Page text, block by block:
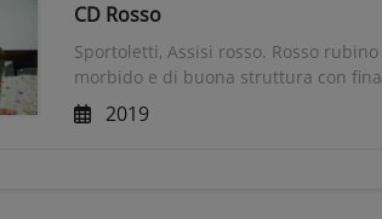
CD Rosso
Sportoletti, Assisi rosso. Rosso
morbido e di buona struttura con
2019